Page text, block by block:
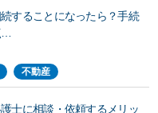
することになったら？手続
不動産
士に相談・依頼するメリッ